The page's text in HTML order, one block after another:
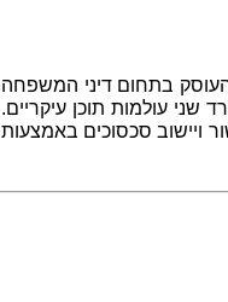
העוסק בתחום דיני המשפחה
עולמות תוכן עיקריים.
ויישוב סכסוכים באמצעות